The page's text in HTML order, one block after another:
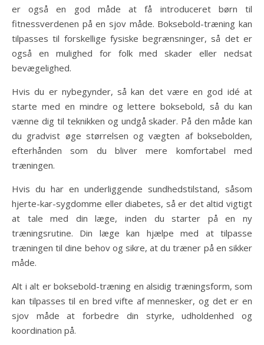
er også en god måde at få introduceret børn til
fitnessverdenen på en sjov måde. Boksebold-træning kan
tilpasses til forskellige fysiske begrænsninger, så det er
også en mulighed for folk med skader eller nedsat
bevægelighed.
Hvis du er nybegynder, så kan det være en god idé at
starte med en mindre og lettere boksebold, så du kan
vænne dig til teknikken og undgå skader. På den måde kan
du gradvist øge størrelsen og vægten af boksebolden,
efterhånden som du bliver mere komfortabel med
træningen.
Hvis du har en underliggende sundhedstilstand, såsom
hjerte-kar-sygdomme eller diabetes, så er det altid vigtigt
at tale med din læge, inden du starter på en ny
træningsrutine. Din læge kan hjælpe med at tilpasse
træningen til dine behov og sikre, at du træner på en sikker
måde.
Alt i alt er boksebold-træning en alsidig træningsform, som
kan tilpasses til en bred vifte af mennesker, og det er en
sjov måde at forbedre din styrke, udholdenhed og
koordination på.